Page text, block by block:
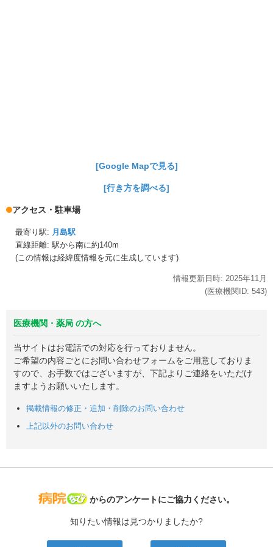
[Google Mapで見る]
[行き方を調べる]
アクセス・駐車場
最寄り駅: 月島駅
直線距離: 駅から南に約140m
(この情報は経緯度情報を元に生成しています)
情報更新日時: 2025年11月
(医療機関ID: 543)
医療機関・薬局 の方へ
当サイトはお電話での対応を行っておりません。
ご希望の内容ごとにお問い合わせフォームをご用意しておりま
すので、お手数ではございますが、下記よりご連絡をいただけ
ますようお願いいたします。
掲載情報の修正・追加・削除のお問い合わせ
上記以外のお問い合わせ
病院なび
からのアンケートにご協力ください。
知りたい情報は見つかりましたか?